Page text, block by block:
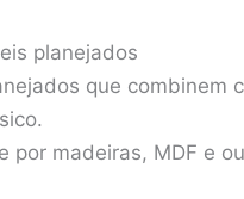
planejados
que combinem
por madeiras, MDF e